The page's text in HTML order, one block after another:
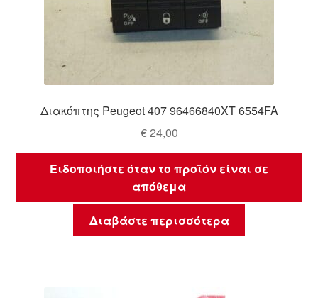
Διακόπτης Peugeot 407 96466840XT 6554FA
€24,00
Ειδοποιήστε όταν το προϊόν είναι σε
απόθεμα
Διαβάστε περισσότερα